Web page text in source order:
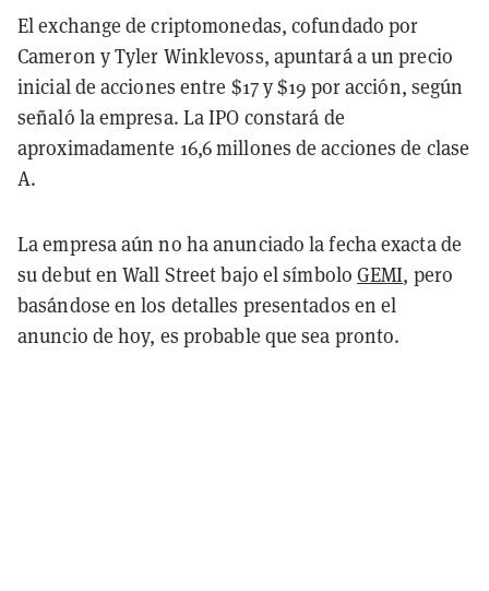
El exchange de criptomonedas, cofundado por
Cameron y Tyler Winklevoss, apuntará a un precio
inicial de acciones entre $17 y $19 por acción, según
señaló la empresa. La IPO constará de
aproximadamente 16,6 millones de acciones de clase
A.
La empresa aún no ha anunciado la fecha exacta de
su debut en Wall Street bajo el símboloGEMI, pero
basándose en los detalles presentados en el
anuncio de hoy, es probable que sea pronto.